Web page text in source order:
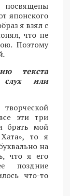
японского
я взял с
что не
Поэтому
текста
или
эти три
брать мой
то я
на
что я его
поздние
что-то